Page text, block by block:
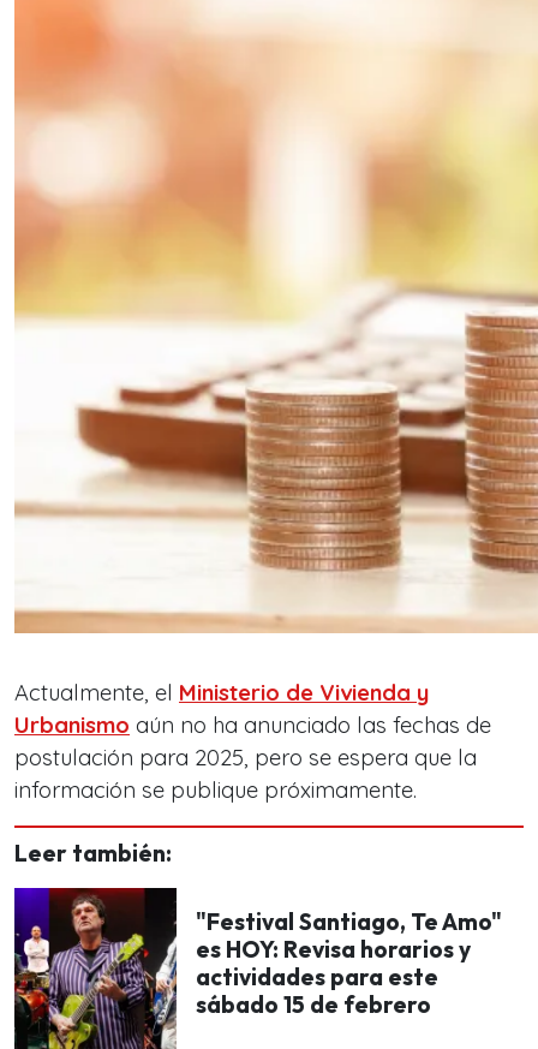
Actualmente, el Ministerio de Vivienda y
Urbanismo aún no ha anunciado las fechas de
postulación para 2025, pero se espera que la
información se publique próximamente.
Leer también:
"Festival Santiago, Te Amo"
es HOY: Revisa horarios y
actividades para este
sábado 15 de febrero